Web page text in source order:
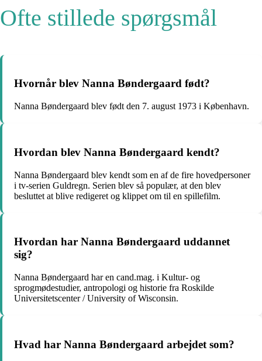
Ofte stillede spørgsmål
Hvornår blev Nanna Bøndergaard født?
Nanna Bøndergaard blev født den 7. august 1973 i København.
Hvordan blev Nanna Bøndergaard kendt?
Nanna Bøndergaard blev kendt som en af de fire hovedpersoner
i tv-serien Guldregn. Serien blev så populær, at den blev
besluttet at blive redigeret og klippet om til en spillefilm.
Hvordan har Nanna Bøndergaard uddannet
sig?
Nanna Bøndergaard har en cand.mag. i Kultur- og
sprogmødestudier, antropologi og historie fra Roskilde
Universitetscenter / University of Wisconsin.
Hvad har Nanna Bøndergaard arbejdet som?